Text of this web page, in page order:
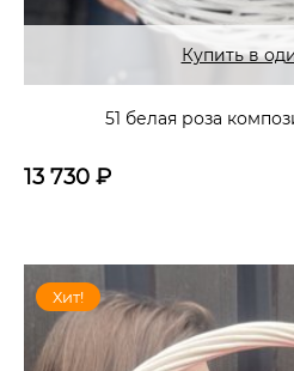
Купить в
51 белая роза
13 730 ₽
Хит!